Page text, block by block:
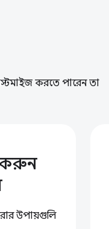
করতে পারেন তা
করুন
উপায়গুলি